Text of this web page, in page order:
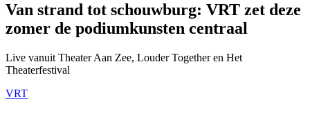
Van strand tot schouwburg: VRT zet deze
zomer de podiumkunsten centraal
Live vanuit Theater Aan Zee, Louder Together en Het
Theaterfestival
VRT